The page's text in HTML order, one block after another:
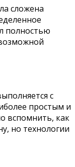
сложена
полностью
с
простым и
вспомнить, как
но технологии